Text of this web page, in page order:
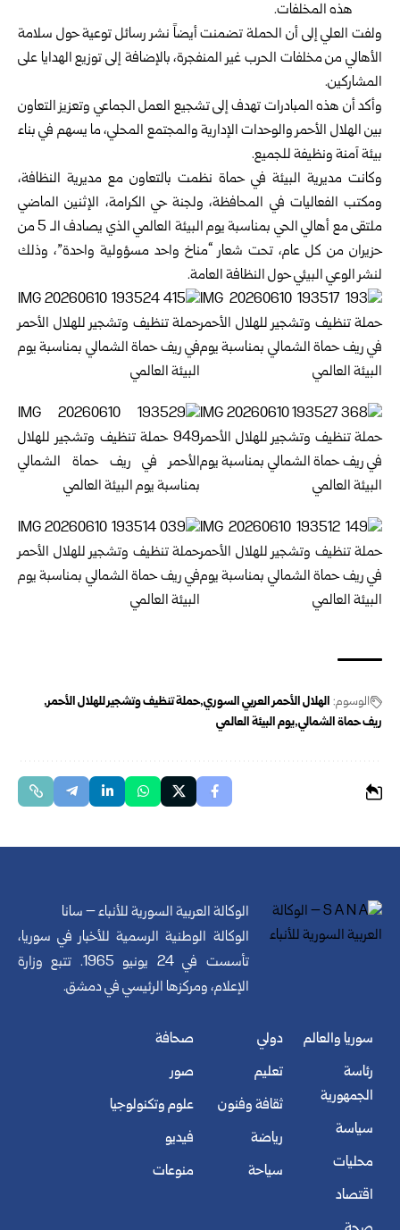
هذه المخلفات.
ولفت العلي إلى أن الحملة تضمنت أيضاً نشر رسائل توعية حول سلامة
الأهالي من مخلفات الحرب غير المنفجرة، بالإضافة إلى توزيع الهدايا على
المشاركين.
وأكد أن هذه المبادرات تهدف إلى تشجيع العمل الجماعي وتعزيز التعاون
بين الهلال الأحمر والوحدات الإدارية والمجتمع المحلي، ما يسهم في بناء
بيئة آمنة ونظيفة للجميع.
وكانت مديرية البيئة في حماة نظمت بالتعاون مع مديرية النظافة،
ومكتب الفعاليات في المحافظة، ولجنة حي الكرامة، الإثنين الماضي
ملتقى مع أهالي الحي بمناسبة يوم البيئة العالمي الذي يصادف الـ 5 من
حزيران من كل عام، تحت شعار “مناخ واحد مسؤولية واحدة”، وذلك
لنشر الوعي البيئي حول النظافة العامة.
الوسوم: الهلال الأحمر العربي السوري حملة تنظيف وتشجير للهلال الأحمر
ريف حماة الشمالي يوم البيئة العالمي
الوكالة العربية السورية للأنباء – سانا
الوكالة الوطنية الرسمية للأخبار في سوريا،
تأسست في 24 يونيو 1965. تتبع وزارة
الإعلام، ومركزها الرئيسي في دمشق.
سوريا والعالم
رئاسة
الجمهورية
سياسة
محليات
اقتصاد
دولي
تعليم
ثقافة وفنون
رياضة
سياحة
صحافة
صور
علوم وتكنولوجيا
فيديو
منوعات